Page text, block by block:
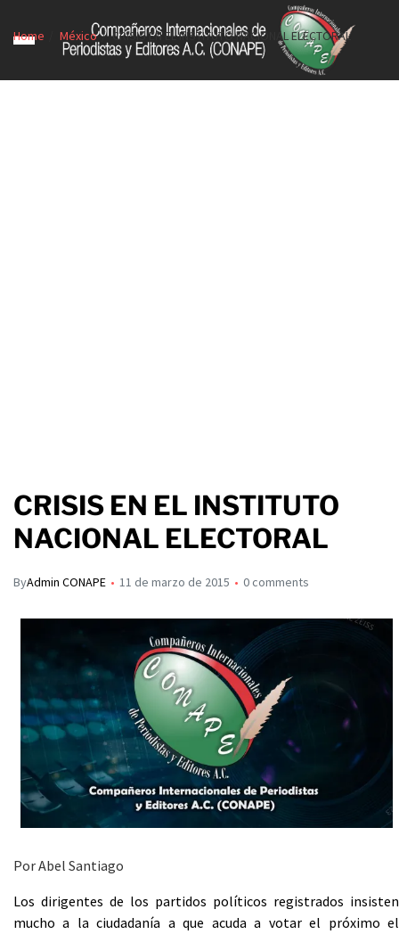
Home México CRISIS EN EL INSTITUTO NACIONAL ELECTORAL
CRISIS EN EL INSTITUTO
NACIONAL ELECTORAL
ByAdmin CONAPE 11 de marzo de 2015 0 comments
Por Abel Santiago
Los dirigentes de los partidos políticos registrados insisten
mucho a la ciudadanía a que acuda a votar el próximo el